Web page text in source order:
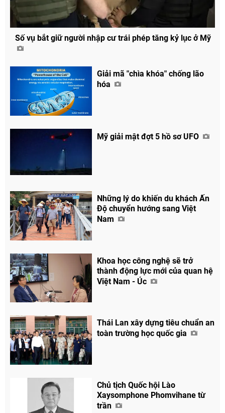
Số vụ bắt giữ người nhập cư trái phép tăng kỷ lục ở Mỹ
Giải mã "chìa khóa" chống lão
hóa
Mỹ giải mật đợt 5 hồ sơ UFO
Những lý do khiến du khách Ấn
Độ chuyển hướng sang Việt
Nam
Khoa học công nghệ sẽ trở
thành động lực mới của quan hệ
Việt Nam - Úc
Thái Lan xây dựng tiêu chuẩn an
toàn trường học quốc gia
Chủ tịch Quốc hội Lào
Xaysomphone Phomvihane từ
trần